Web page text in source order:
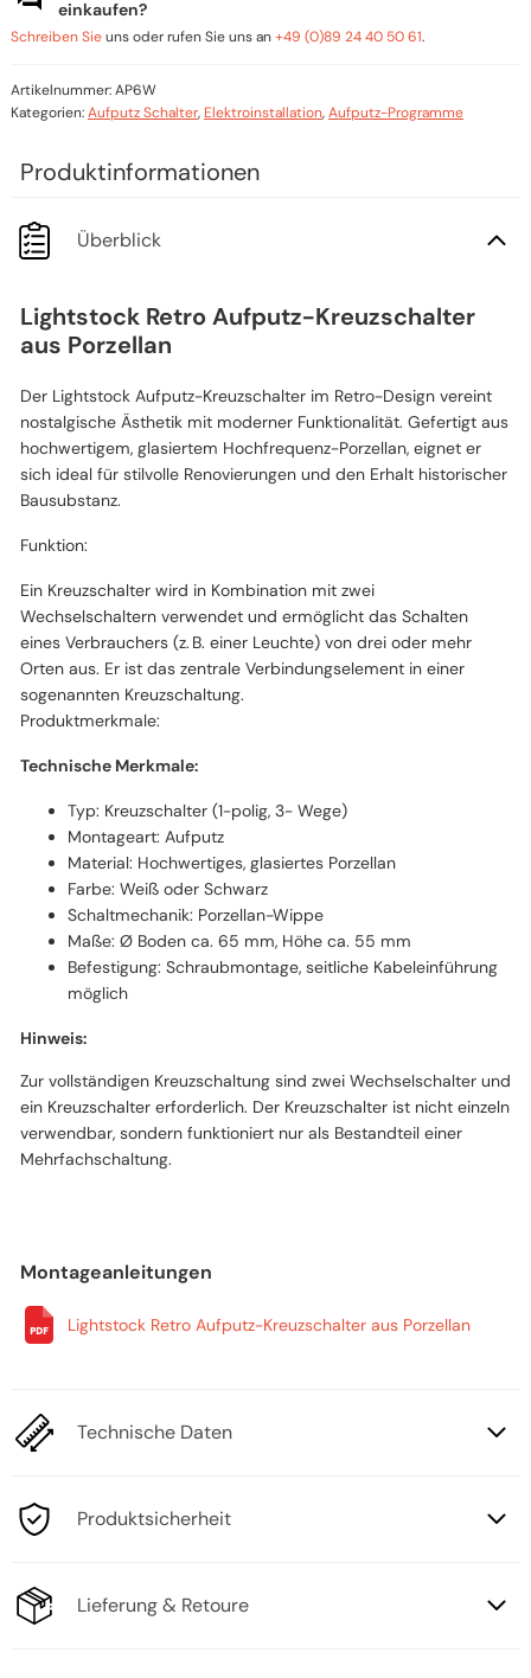
einkaufen?
Schreiben Sieuns oder rufen Sie uns an+49 (0)89 24 40 50 61.
Artikelnummer:AP6W
Kategorien:Aufputz Schalter, Elektroinstallation,Aufputz-Programme
Überblick
Lightstock Retro Aufputz-Kreuzschalter
aus Porzellan
Der Lightstock Aufputz-Kreuzschalter im Retro-Design vereint
nostalgische Ästhetik mit moderner Funktionalität. Gefertigt aus
hochwertigem, glasiertem Hochfrequenz-Porzellan, eignet er
sich ideal für stilvolle Renovierungen und den Erhalt historischer
Bausubstanz.​
Funktion:
Ein Kreuzschalter wird in Kombination mit zwei
Wechselschaltern verwendet und ermöglicht das Schalten
eines Verbrauchers (z. B. einer Leuchte) von drei oder mehr
Orten aus. Er ist das zentrale Verbindungselement in einer
sogenannten Kreuzschaltung.
Produktmerkmale:
Technische Merkmale:
Typ: Kreuzschalter (1-polig, 3- Wege)
Montageart: Aufputz
Material: Hochwertiges, glasiertes Porzellan
Farbe: Weiß oder Schwarz
Schaltmechanik: Porzellan-Wippe
Maße: Ø Boden ca. 65 mm, Höhe ca. 55 mm
Befestigung: Schraubmontage, seitliche Kabeleinführung
möglich
Hinweis:
Zur vollständigen Kreuzschaltung sind zwei Wechselschalter und
ein Kreuzschalter erforderlich. Der Kreuzschalter ist nicht einzeln
verwendbar, sondern funktioniert nur als Bestandteil einer
Mehrfachschaltung.
Montageanleitungen
Lightstock Retro Aufputz-Kreuzschalter aus Porzellan
Technische Daten
Produktsicherheit
Lieferung & Retoure